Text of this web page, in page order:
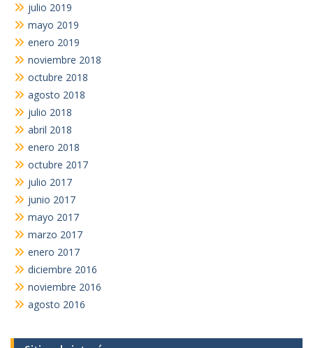
julio 2019
mayo 2019
enero 2019
noviembre 2018
octubre 2018
agosto 2018
julio 2018
abril 2018
enero 2018
octubre 2017
julio 2017
junio 2017
mayo 2017
marzo 2017
enero 2017
diciembre 2016
noviembre 2016
agosto 2016